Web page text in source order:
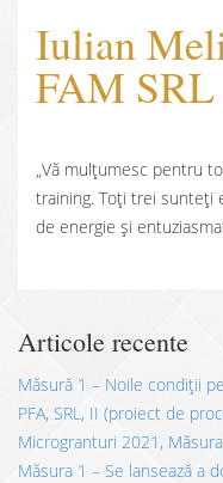
Iulian
FAM SRL
„Vă mulțumesc pentru
training. Toți trei sunteți
de energie și
Articole recente
Măsură 1 – Noile condiții
PFA, SRL, II (proiect de
Microgranturi 2021,
Măsura 1 – Se lansează a